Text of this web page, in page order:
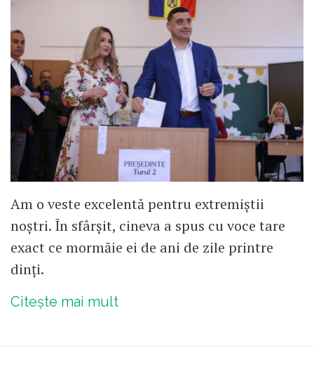
Am o veste excelentă pentru extremiștii
noștri. În sfârșit, cineva a spus cu voce tare
exact ce mormăie ei de ani de zile printre
dinți.
Citește mai mult